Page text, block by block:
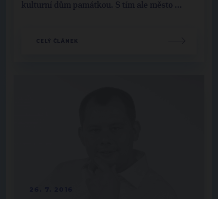
kulturní dům památkou. S tím ale město ...
CELÝ ČLÁNEK